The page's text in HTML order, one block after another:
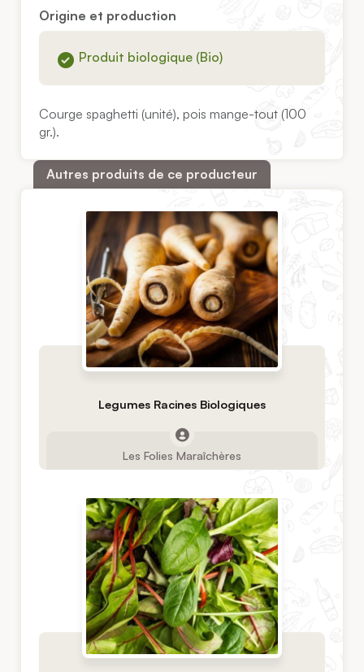
Courge spaghetti (unité), pois mange-tout (100
gr.).
Origine et production
Produit biologique (Bio)
Autres produits de ce producteur
Legumes Racines Biologiques
Les Folies Maraîchères